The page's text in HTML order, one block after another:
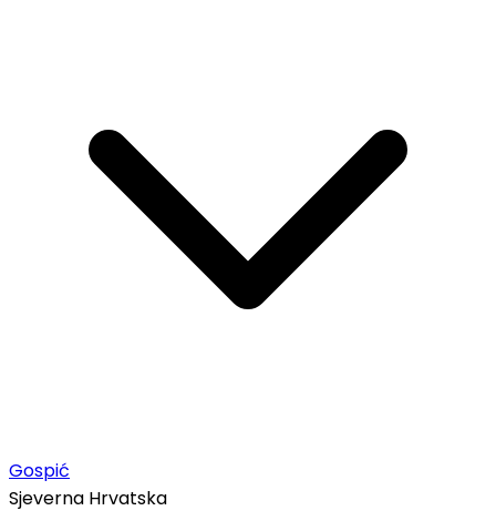
Gospić
Sjeverna Hrvatska